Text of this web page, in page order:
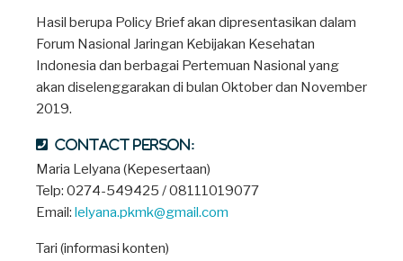
Hasil berupa Policy Brief akan dipresentasikan dalam
Forum Nasional Jaringan Kebijakan Kesehatan
Indonesia dan berbagai Pertemuan Nasional yang
akan diselenggarakan di bulan Oktober dan November
2019.
Contact person:
Maria Lelyana (Kepesertaan)
Telp: 0274-549425 / 08111019077
Email: lelyana.pkmk@gmail.com
Tari (informasi konten)